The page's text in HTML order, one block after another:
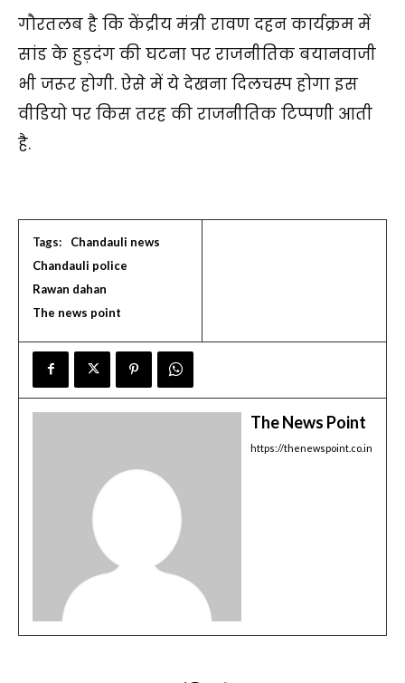
गौरतलब है कि केंद्रीय मंत्री रावण दहन कार्यक्रम में
सांड के हुड़दंग की घटना पर राजनीतिक बयानवाजी
भी जरूर होगी. ऐसे में ये देखना दिलचस्प होगा इस
वीडियो पर किस तरह की राजनीतिक टिप्पणी आती
है.
Tags:
Chandauli news
Chandauli police
Rawan dahan
The news point
The News Point
https://thenewspoint.co.in